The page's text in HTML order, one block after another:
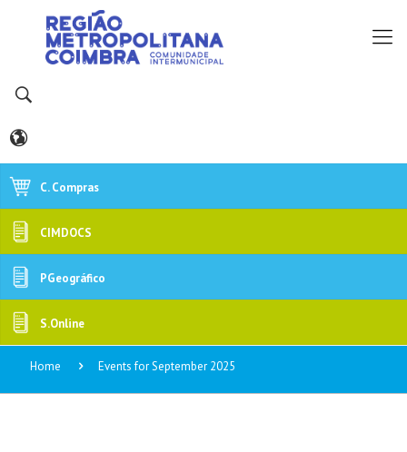
C. Compras
CIMDOCS
PGeográfico
S.Online
Home Events for September 2025